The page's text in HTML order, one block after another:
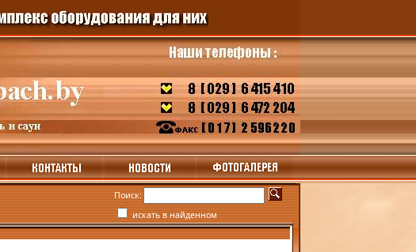
Поиск:
искать в найденном